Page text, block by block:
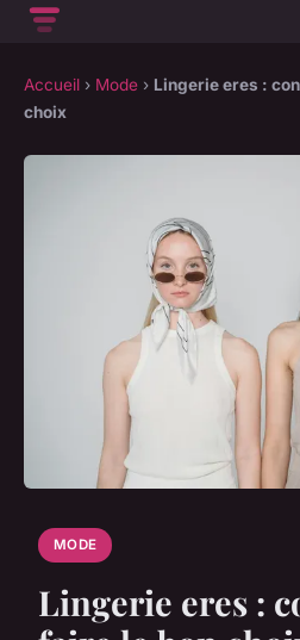
Accueil › Mode › Lingerie eres :
choix
MODE
Lingerie eres :